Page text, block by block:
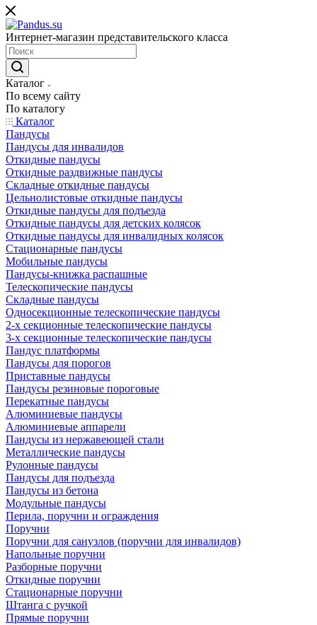
Интернет-магазин представительского класса
Каталог
По всему сайту
По каталогу
Каталог
Пандусы
Пандусы для инвалидов
Откидные пандусы
Откидные раздвижные пандусы
Складные откидные пандусы
Цельнолистовые откидные пандусы
Откидные пандусы для подъезда
Откидные пандусы для детских колясок
Откидные пандусы для инвалидных колясок
Стационарные пандусы
Мобильные пандусы
Пандусы-книжка распашные
Телескопические пандусы
Складные пандусы
Односекционные телескопические пандусы
2-х секционные телескопические пандусы
3-х секционные телескопические пандусы
Пандус платформы
Пандусы для порогов
Приставные пандусы
Пандусы резиновые пороговые
Перекатные пандусы
Алюминиевые пандусы
Алюминиевые аппарели
Пандусы из нержавеющей стали
Металлические пандусы
Рулонные пандусы
Пандусы для подъезда
Пандусы из бетона
Модульные пандусы
Перила, поручни и ограждения
Поручни
Поручни для санузлов (поручни для инвалидов)
Напольные поручни
Разборные поручни
Откидные поручни
Стационарные поручни
Штанга с ручкой
Прямые поручни